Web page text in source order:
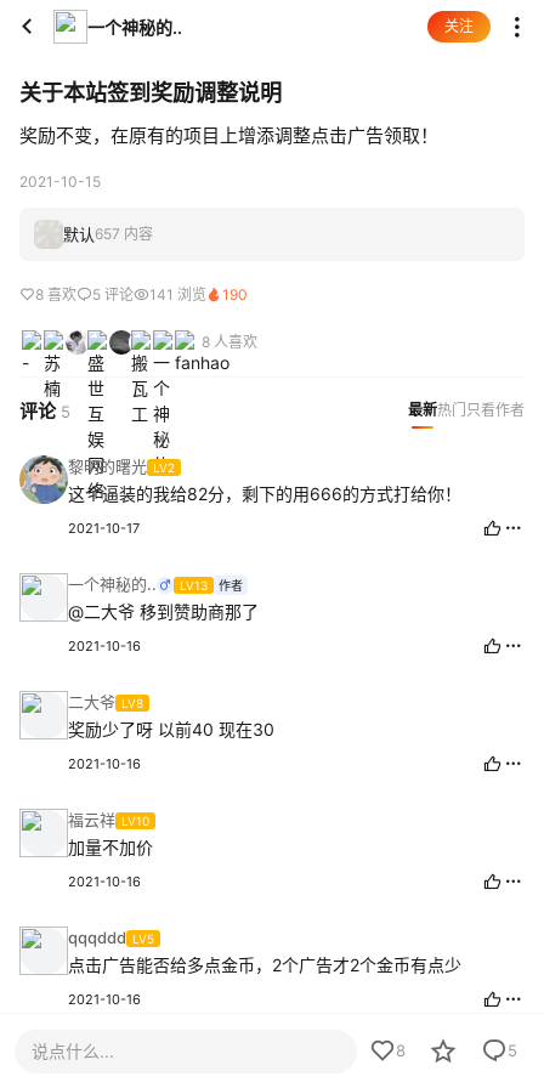
一个神秘的.. 关注
关于本站签到奖励调整说明
奖励不变，在原有的项目上增添调整点击广告领取！
2021-10-15
默认 657 内容
8 喜欢 5 评论 141 浏览 190
8 人喜欢
评论 5 最新热门 只看作者
黎明的曙光 LV2
这个逼装的我给82分，剩下的用666的方式打给你！
2021-10-17
一个神秘的.. LV13 作者
@二大爷 移到赞助商那了
2021-10-16
二大爷 LV8
奖励少了呀 以前40 现在30
2021-10-16
福云祥 LV10
加量不加价
2021-10-16
qqqddd LV5
点击广告能否给多点金币，2个广告才2个金币有点少
2021-10-16
说点什么... 8 5